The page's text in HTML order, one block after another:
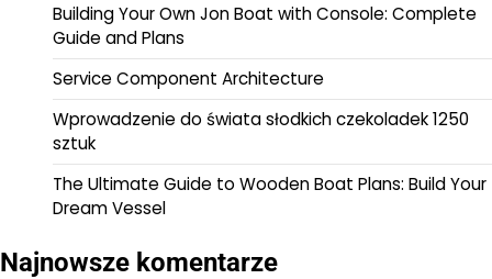
Building Your Own Jon Boat with Console: Complete
Guide and Plans
Service Component Architecture
Wprowadzenie do świata słodkich czekoladek 1250
sztuk
The Ultimate Guide to Wooden Boat Plans: Build Your
Dream Vessel
Najnowsze komentarze